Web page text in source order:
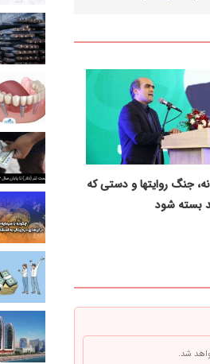
جنگ روایتها و دستی که
بسته شود
شد.